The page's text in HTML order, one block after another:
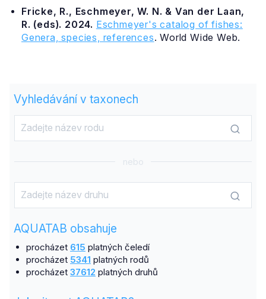
Fricke, R., Eschmeyer, W. N. & Van der Laan,
R. (eds). 2024. Eschmeyer's catalog of fishes:
Genera, species, references. World Wide Web.
Vyhledávání v taxonech
nebo
AQUATAB obsahuje
procházet 615 platných čeledí
procházet 5341 platných rodů
procházet 37612 platných druhů